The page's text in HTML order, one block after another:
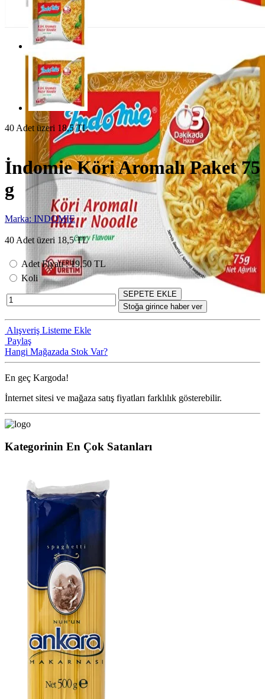
40 Adet üzeri 18,5 TL
İndomie Köri Aromalı Paket 75
g
Marka: INDOMIE
40 Adet üzeri 18,5 TL
Adet Fiyatı: 19,50 TL
Koli
SEPETE EKLE
Stoğa girince haber ver
Alışveriş Listeme Ekle
Paylaş
Hangi Mağazada Stok Var?
En geç Kargoda!
İnternet sitesi ve mağaza satış fiyatları farklılık gösterebilir.
Kategorinin En Çok Satanları